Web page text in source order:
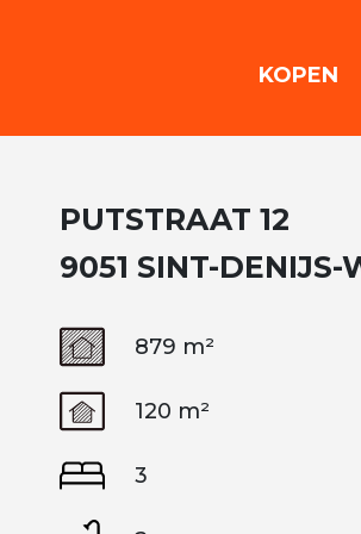
KOPEN
PUTSTRAAT 12
9051 SINT-DENIJS-
879 m²
120 m²
3